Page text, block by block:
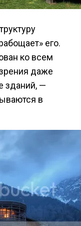
его.
ко всем
даже
зданий, —
в